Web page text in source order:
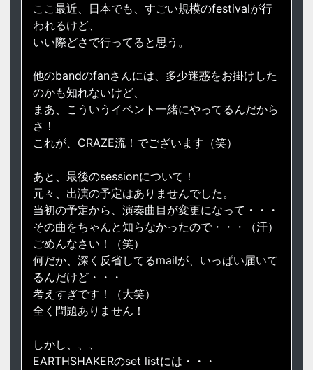
ここ最近、日本でも、すごい規模のfestivalが行
われるけど、
いい際どさで行ってると思う。
他のbandのfanさんには、多少迷惑をお掛けした
のかも知れないけど、
まあ、こういうイベント一緒にやってるんだから
さ！
これが、CRAZE流！でございます（笑）
あと、最後のsessionについて！
元々、出演の予定はありませんでした。
当初の予定から、演奏曲目が変更になって・・・
その曲をちゃんと知らなかったので・・・（汗）
ごめんなさい！（笑）
何だか、深く反省してるmailが、いっぱい届いて
るんだけど・・・
考えすぎです！（大笑）
全く問題ありません！
しかし、、、
EARTHSHAKERのset listには・・・